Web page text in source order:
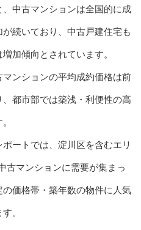
中古マンションは全国的に成
続いており、中古戸建住宅も
加傾向とされています。
ンションの平均成約価格は前
都市部では築浅・利便性の高
ートでは、淀川区を含むエリ
古マンションに需要が集まっ
価格帯・築年数の物件に人気
。